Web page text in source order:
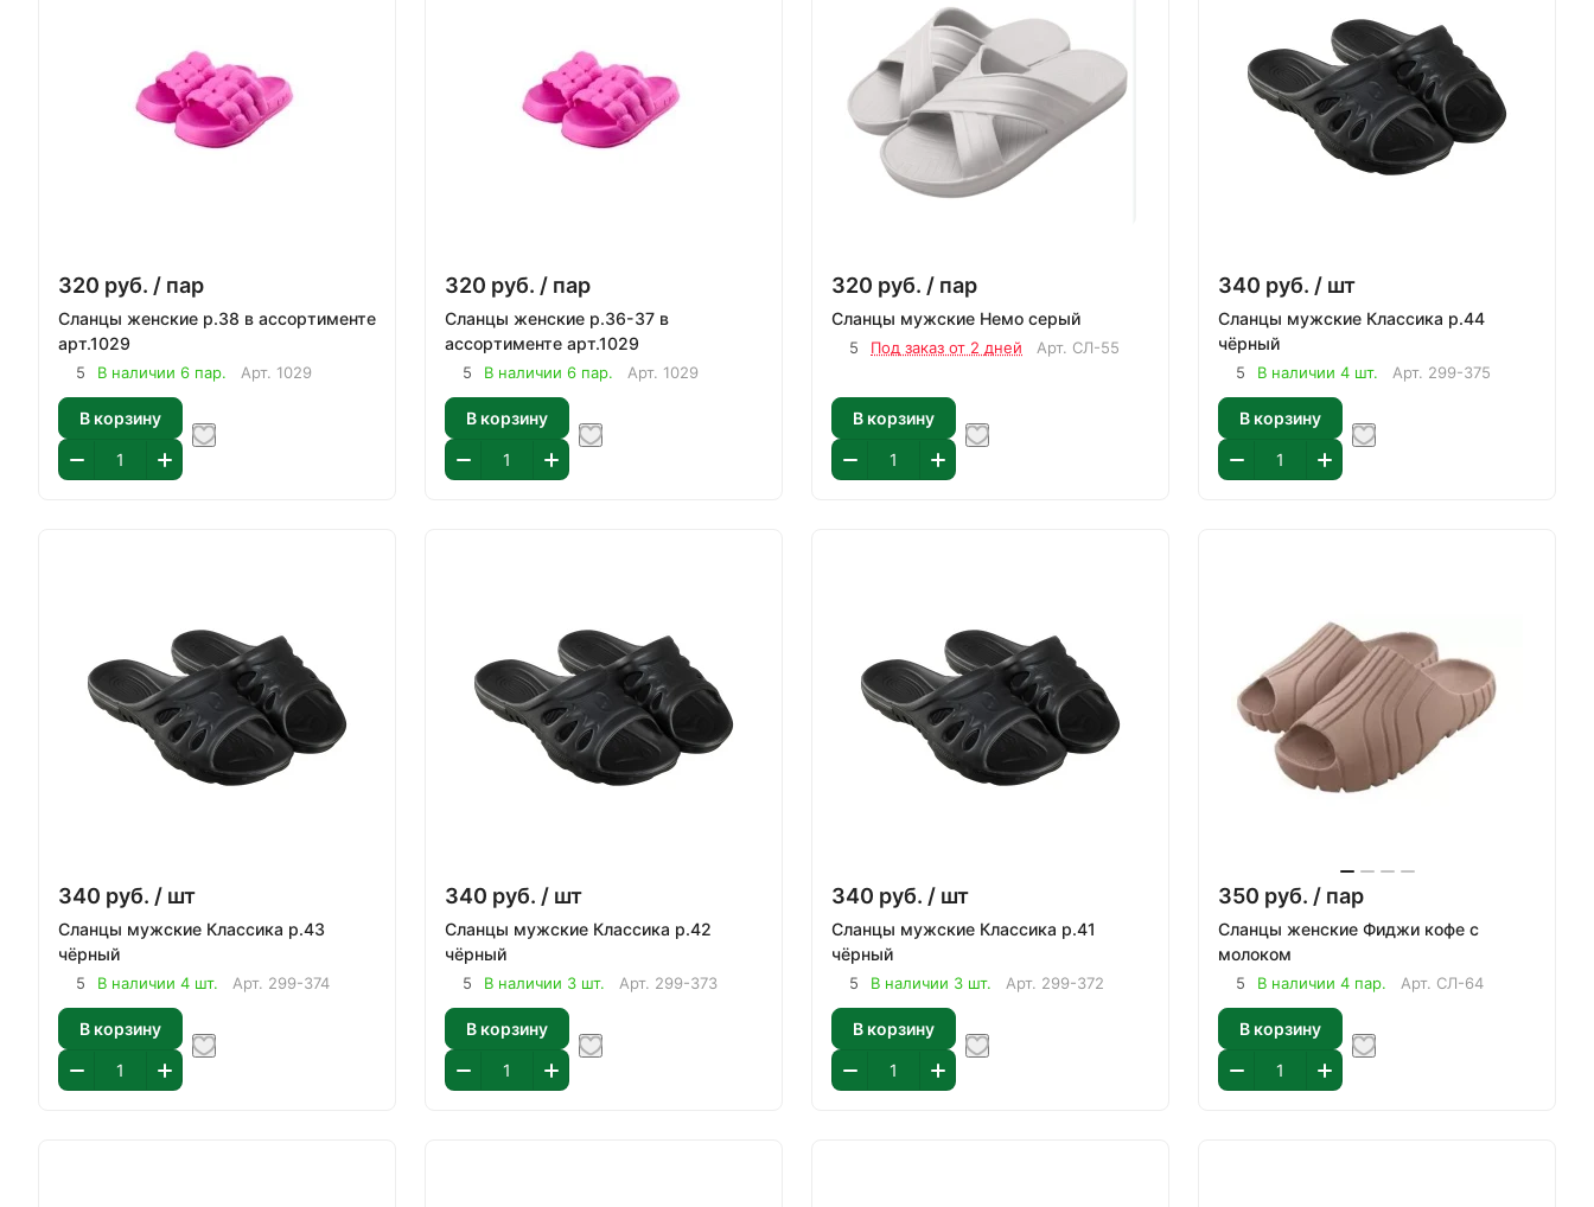
320 руб. / пар
Сланцы женские р.38 в ассортименте
арт.1029
5 В наличии 6 пар. Арт. 1029
В корзину
320 руб. / пар
Сланцы женские р.36-37 в
ассортименте арт.1029
5 В наличии 6 пар. Арт. 1029
В корзину
320 руб. / пар
Сланцы мужские Немо серый
5 Под заказ от 2 дней Арт. СЛ-55
В корзину
340 руб. / шт
Сланцы мужские Классика р.44
чёрный
5 В наличии 4 шт. Арт. 299-375
В корзину
340 руб. / шт
Сланцы мужские Классика р.43
чёрный
5 В наличии 4 шт. Арт. 299-374
В корзину
340 руб. / шт
Сланцы мужские Классика р.42
чёрный
5 В наличии 3 шт. Арт. 299-373
В корзину
340 руб. / шт
Сланцы мужские Классика р.41
чёрный
5 В наличии 3 шт. Арт. 299-372
В корзину
350 руб. / пар
Сланцы женские Фиджи кофе с
молоком
5 В наличии 4 пар. Арт. СЛ-64
В корзину